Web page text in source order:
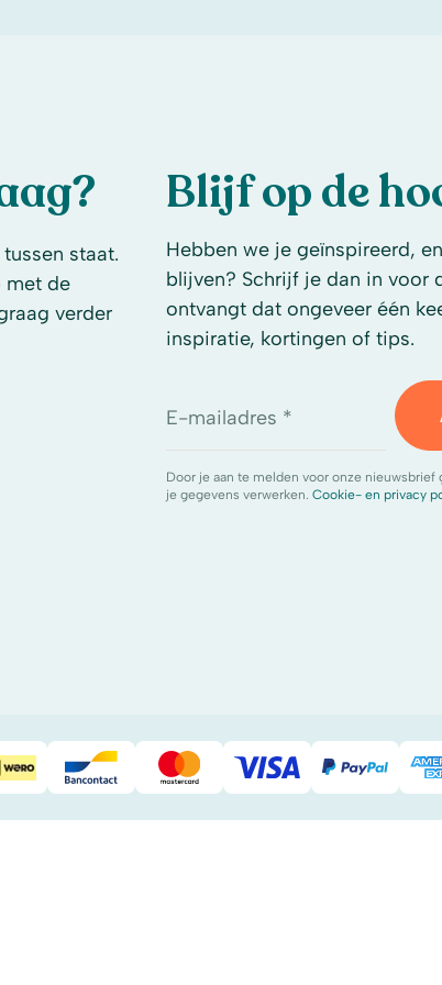
staat.
met de
verder
Blijf op de
Hebben we je geïnspireerd,
blijven? Schrijf je dan in voor
ontvangt dat ongeveer één
inspiratie, kortingen of tips.
E-mailadres *
Door je aan te melden voor onze nieuwsbrief
je gegevens verwerken. Cookie- en privacy
iDeal BancontactMastercardVisa PayPal